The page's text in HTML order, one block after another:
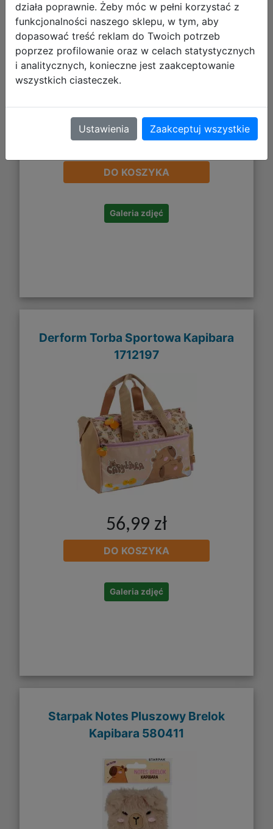
17,99 zł
DO KOSZYKA
Galeria zdjęć
Derform Torba Sportowa Kapibara
1712197
56,99 zł
DO KOSZYKA
Galeria zdjęć
Starpak Notes Pluszowy Brelok
Kapibara 580411
działa poprawnie. Żeby móc w pełni korzystać z
funkcjonalności naszego sklepu, w tym, aby
dopasować treść reklam do Twoich potrzeb
poprzez profilowanie oraz w celach statystycznych
i analitycznych, konieczne jest zaakceptowanie
wszystkich ciasteczek.
Ustawienia Zaakceptuj wszystkie